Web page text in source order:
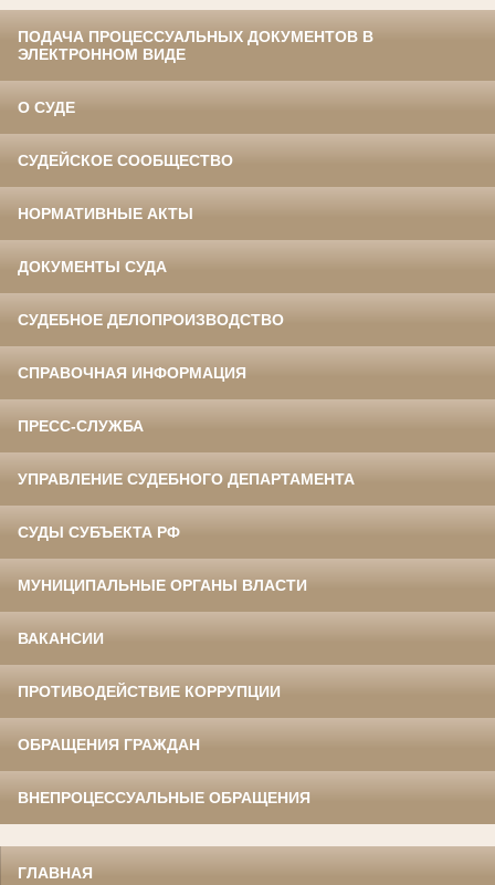
ПОДАЧА ПРОЦЕССУАЛЬНЫХ ДОКУМЕНТОВ В
ЭЛЕКТРОННОМ ВИДЕ
О СУДЕ
СУДЕЙСКОЕ СООБЩЕСТВО
НОРМАТИВНЫЕ АКТЫ
ДОКУМЕНТЫ СУДА
СУДЕБНОЕ ДЕЛОПРОИЗВОДСТВО
СПРАВОЧНАЯ ИНФОРМАЦИЯ
ПРЕСС-СЛУЖБА
УПРАВЛЕНИЕ СУДЕБНОГО ДЕПАРТАМЕНТА
СУДЫ СУБЪЕКТА РФ
МУНИЦИПАЛЬНЫЕ ОРГАНЫ ВЛАСТИ
ВАКАНСИИ
ПРОТИВОДЕЙСТВИЕ КОРРУПЦИИ
ОБРАЩЕНИЯ ГРАЖДАН
ВНЕПРОЦЕССУАЛЬНЫЕ ОБРАЩЕНИЯ
ГЛАВНАЯ